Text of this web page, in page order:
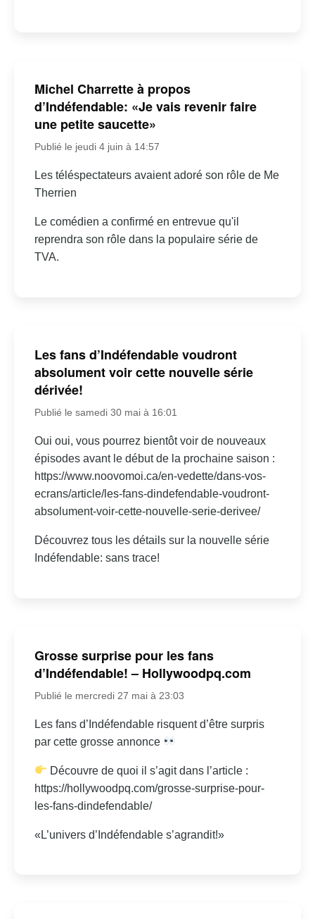
Michel Charrette à propos
d’Indéfendable: «Je vais revenir faire
une petite saucette»
Publié le jeudi 4 juin à 14:57
Les téléspectateurs avaient adoré son rôle de Me
Therrien
Le comédien a confirmé en entrevue qu'il
reprendra son rôle dans la populaire série de
TVA.
Les fans d’Indéfendable voudront
absolument voir cette nouvelle série
dérivée!
Publié le samedi 30 mai à 16:01
Oui oui, vous pourrez bientôt voir de nouveaux
épisodes avant le début de la prochaine saison :
https://www.noovomoi.ca/en-vedette/dans-vos-
ecrans/article/les-fans-dindefendable-voudront-
absolument-voir-cette-nouvelle-serie-derivee/
Découvrez tous les détails sur la nouvelle série
Indéfendable: sans trace!
Grosse surprise pour les fans
d’Indéfendable! – Hollywoodpq.com
Publié le mercredi 27 mai à 23:03
Les fans d’Indéfendable risquent d’être surpris
par cette grosse annonce
Découvre de quoi il s’agit dans l’article :
https://hollywoodpq.com/grosse-surprise-pour-
les-fans-dindefendable/
«L’univers d’Indéfendable s’agrandit!»